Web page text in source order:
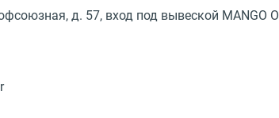
д. 57, вход под вывеской MANGO